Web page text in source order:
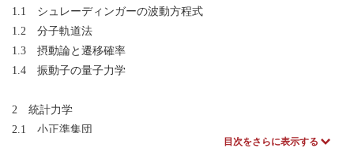
1.1 シュレーディンガーの波動方程式
1.2 分子軌道法
1.3 摂動論と遷移確率
1.4 振動子の量子力学
2 統計力学
2.1 小正準集団
目次をさらに表示する